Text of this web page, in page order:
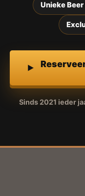
Unieke
Sinds 2021 ieder